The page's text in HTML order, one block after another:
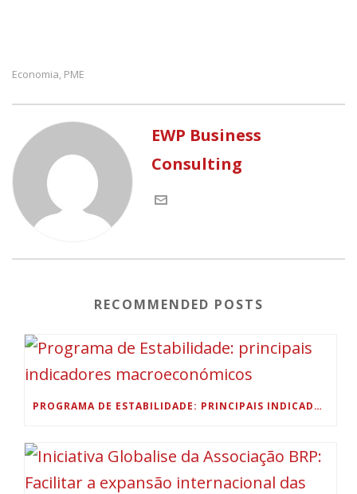
Economia, PME
EWP Business
Consulting
RECOMMENDED POSTS
PROGRAMA DE ESTABILIDADE: PRINCIPAIS INDICADORES MACROECONÓMICOS